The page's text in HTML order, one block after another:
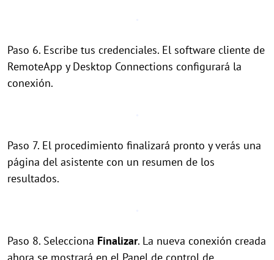
Paso 6. Escribe tus credenciales. El software cliente de
RemoteApp y Desktop Connections configurará la
conexión.
Paso 7. El procedimiento finalizará pronto y verás una
página del asistente con un resumen de los
resultados.
Paso 8. Selecciona Finalizar. La nueva conexión creada